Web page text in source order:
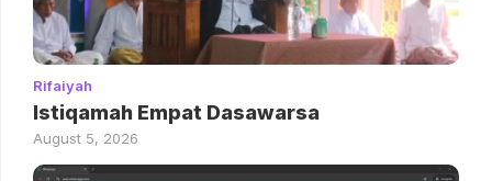
Rifaiyah
Istiqamah Empat Dasawarsa
August 5, 2026